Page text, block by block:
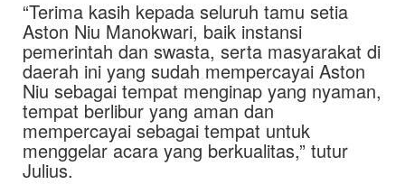
“Terima kasih kepada seluruh tamu setia
Aston Niu Manokwari, baik instansi
pemerintah dan swasta, serta masyarakat di
daerah ini yang sudah mempercayai Aston
Niu sebagai tempat menginap yang nyaman,
tempat berlibur yang aman dan
mempercayai sebagai tempat untuk
menggelar acara yang berkualitas,” tutur
Julius.